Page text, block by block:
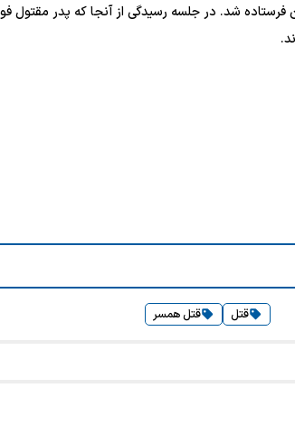
فرستاده شد. در جلسه رسیدگی از آنجا که پدر مقتول
قتل قتل همسر